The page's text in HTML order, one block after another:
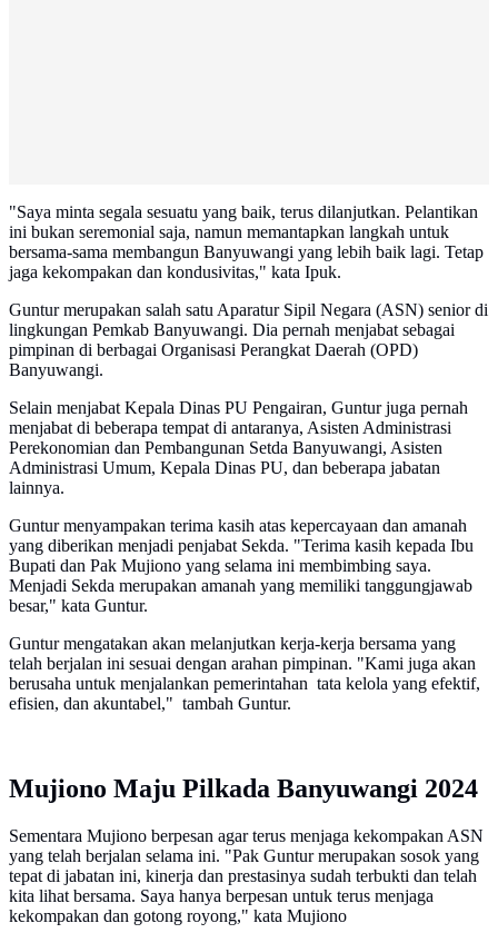
"Saya minta segala sesuatu yang baik, terus dilanjutkan. Pelantikan
ini bukan seremonial saja, namun memantapkan langkah untuk
bersama-sama membangun Banyuwangi yang lebih baik lagi. Tetap
jaga kekompakan dan kondusivitas," kata Ipuk.
Guntur merupakan salah satu Aparatur Sipil Negara (ASN) senior di
lingkungan Pemkab Banyuwangi. Dia pernah menjabat sebagai
pimpinan di berbagai Organisasi Perangkat Daerah (OPD)
Banyuwangi.
Selain menjabat Kepala Dinas PU Pengairan, Guntur juga pernah
menjabat di beberapa tempat di antaranya, Asisten Administrasi
Perekonomian dan Pembangunan Setda Banyuwangi, Asisten
Administrasi Umum, Kepala Dinas PU, dan beberapa jabatan
lainnya.
Guntur menyampakan terima kasih atas kepercayaan dan amanah
yang diberikan menjadi penjabat Sekda. "Terima kasih kepada Ibu
Bupati dan Pak Mujiono yang selama ini membimbing saya.
Menjadi Sekda merupakan amanah yang memiliki tanggungjawab
besar," kata Guntur.
Guntur mengatakan akan melanjutkan kerja-kerja bersama yang
telah berjalan ini sesuai dengan arahan pimpinan. "Kami juga akan
berusaha untuk menjalankan pemerintahan tata kelola yang efektif,
efisien, dan akuntabel," tambah Guntur.
Mujiono Maju Pilkada Banyuwangi 2024
Sementara Mujiono berpesan agar terus menjaga kekompakan ASN
yang telah berjalan selama ini. "Pak Guntur merupakan sosok yang
tepat di jabatan ini, kinerja dan prestasinya sudah terbukti dan telah
kita lihat bersama. Saya hanya berpesan untuk terus menjaga
kekompakan dan gotong royong," kata Mujiono